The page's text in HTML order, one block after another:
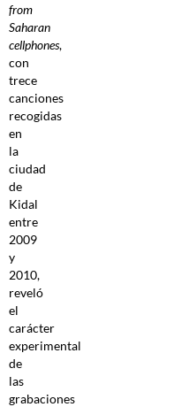
from
Saharan
cellphones,
con
trece
canciones
recogidas
en
la
ciudad
de
Kidal
entre
2009
y
2010,
reveló
el
carácter
experimental
de
las
grabaciones